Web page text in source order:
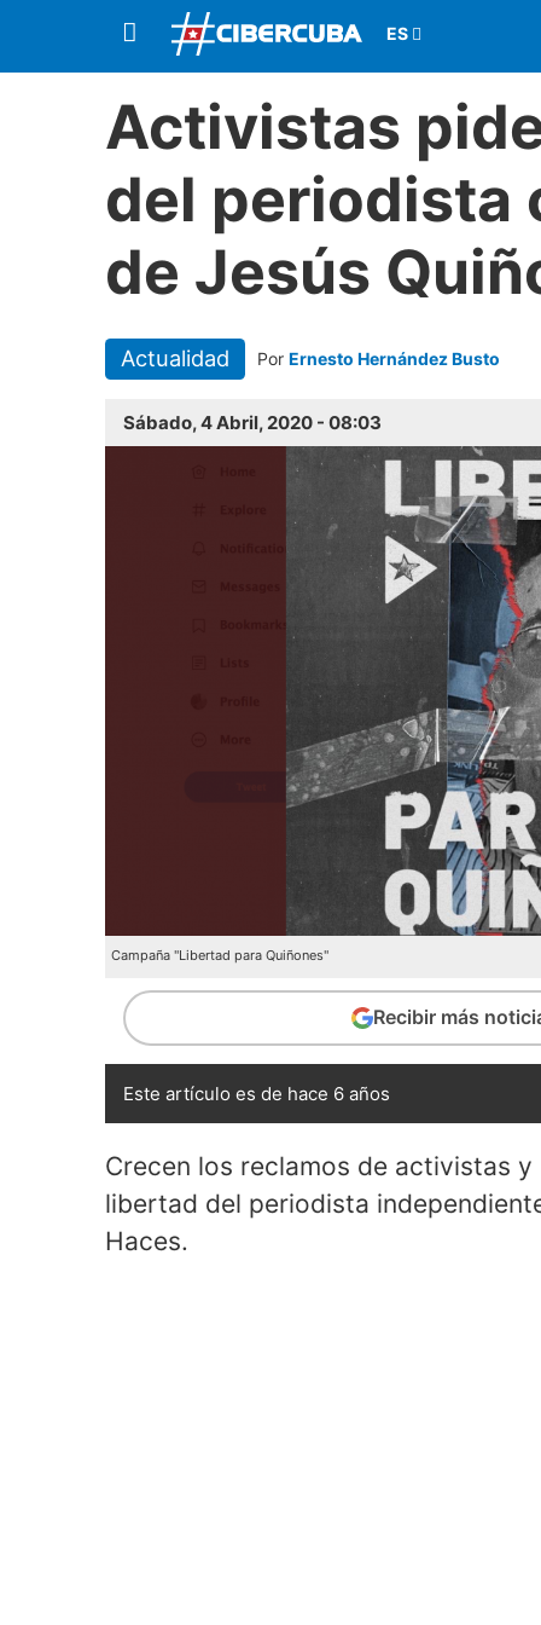
Activistas
del periodista
de Jesús
Actualidad Por Ernesto Hernández Busto
Sábado, 4 Abril, 2020 - 08:03
Campaña "Libertad para Quiñones"
Recibir más
Este artículo es de hace 6 años
Crecen los reclamos de activistas
libertad del periodista
Haces.